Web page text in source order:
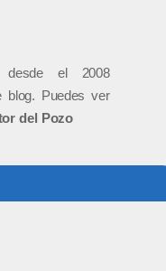
desde el 2008
blog. Puedes ver
del Pozo